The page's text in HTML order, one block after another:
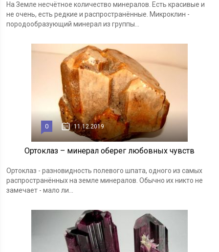
На Земле несчётное количество минералов. Есть красивые и
не очень, есть редкие и распространённые. Микроклин -
породообразующий минерал из группы...
0 11.12.2019
Ортоклаз – минерал оберег любовных чувств
Ортоклаз - разновидность полевого шпата, одного из самых
распространённых на земле минералов. Обычно их никто не
замечает - мало ли...